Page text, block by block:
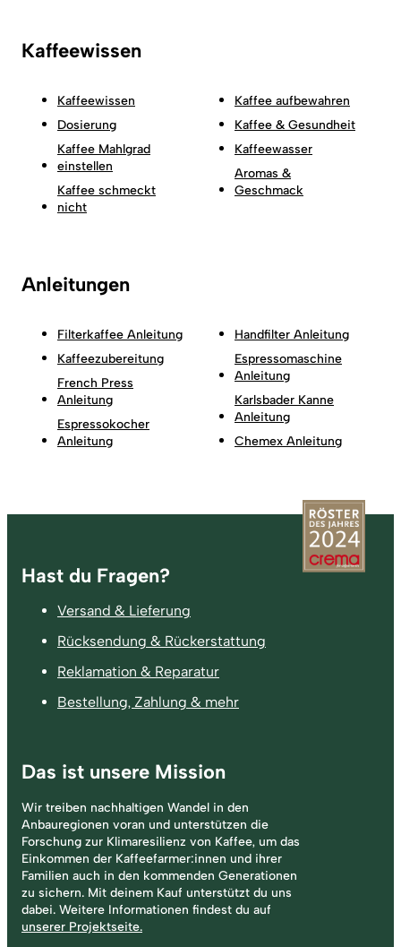
Kaffeewissen
Kaffeewissen
Dosierung
Kaffee Mahlgrad
einstellen
Kaffee schmeckt
nicht
Kaffee aufbewahren
Kaffee & Gesundheit
Kaffeewasser
Aromas &
Geschmack
Anleitungen
Filterkaffee Anleitung
Kaffeezubereitung
French Press
Anleitung
Espressokocher
Anleitung
Handfilter Anleitung
Espressomaschine
Anleitung
Karlsbader Kanne
Anleitung
Chemex Anleitung
Fußzeile
Hast du Fragen?
Versand & Lieferung
Rücksendung & Rückerstattung
Reklamation & Reparatur
Bestellung, Zahlung & mehr
Das ist unsere Mission
Wir treiben nachhaltigen Wandel in den
Anbauregionen voran und unterstützen die
Forschung zur Klimaresilienz von Kaffee, um das
Einkommen der Kaffeefarmer:innen und ihrer
Familien auch in den kommenden Generationen
zu sichern. Mit deinem Kauf unterstützt du uns
dabei. Weitere Informationen findest du auf
unserer Projektseite.